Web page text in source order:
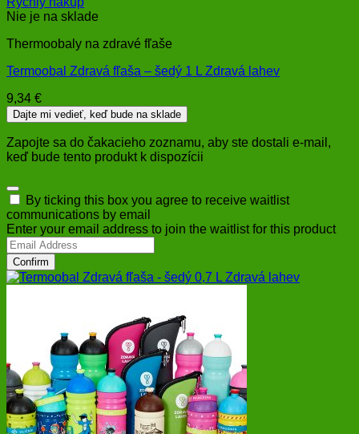
Nie je na sklade
Thermoobaly na zdravé fľaše
Termoobal Zdravá fľaša – šedý 1 L Zdravá lahev
9,34 €
Dajte mi vedieť, keď bude na sklade
Zapojte sa do čakacieho zoznamu, aby ste dostali e-mail,
keď bude tento produkt k dispozícii
Dismiss
notification
By ticking this box you agree to receive waitlist
communications by email
Enter your email address to join the waitlist for this product
Confirm